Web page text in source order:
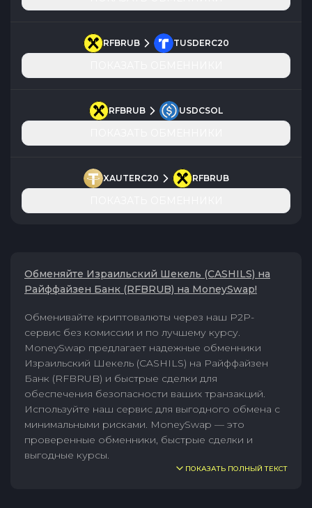
RFBRUB TUSDERC20
RFBRUB USDCSOL
XAUTERC20 RFBRUB
Обменяйте Израильский Шекель (CASHILS) на
Райффайзен Банк (RFBRUB) на MoneySwap!
Обменивайте криптовалюты через наш P2P-
сервис без комиссии и по лучшему курсу.
MoneySwap предлагает надежные обменники
Израильский Шекель (CASHILS) на Райффайзен
Банк (RFBRUB) и быстрые сделки для
обеспечения безопасности ваших транзакций.
Используйте наш сервис для выгодного обмена с
минимальными рисками. MoneySwap — это
проверенные обменники, быстрые сделки и
выгодные курсы.
ПОКАЗАТЬ ПОЛНЫЙ ТЕКСТ